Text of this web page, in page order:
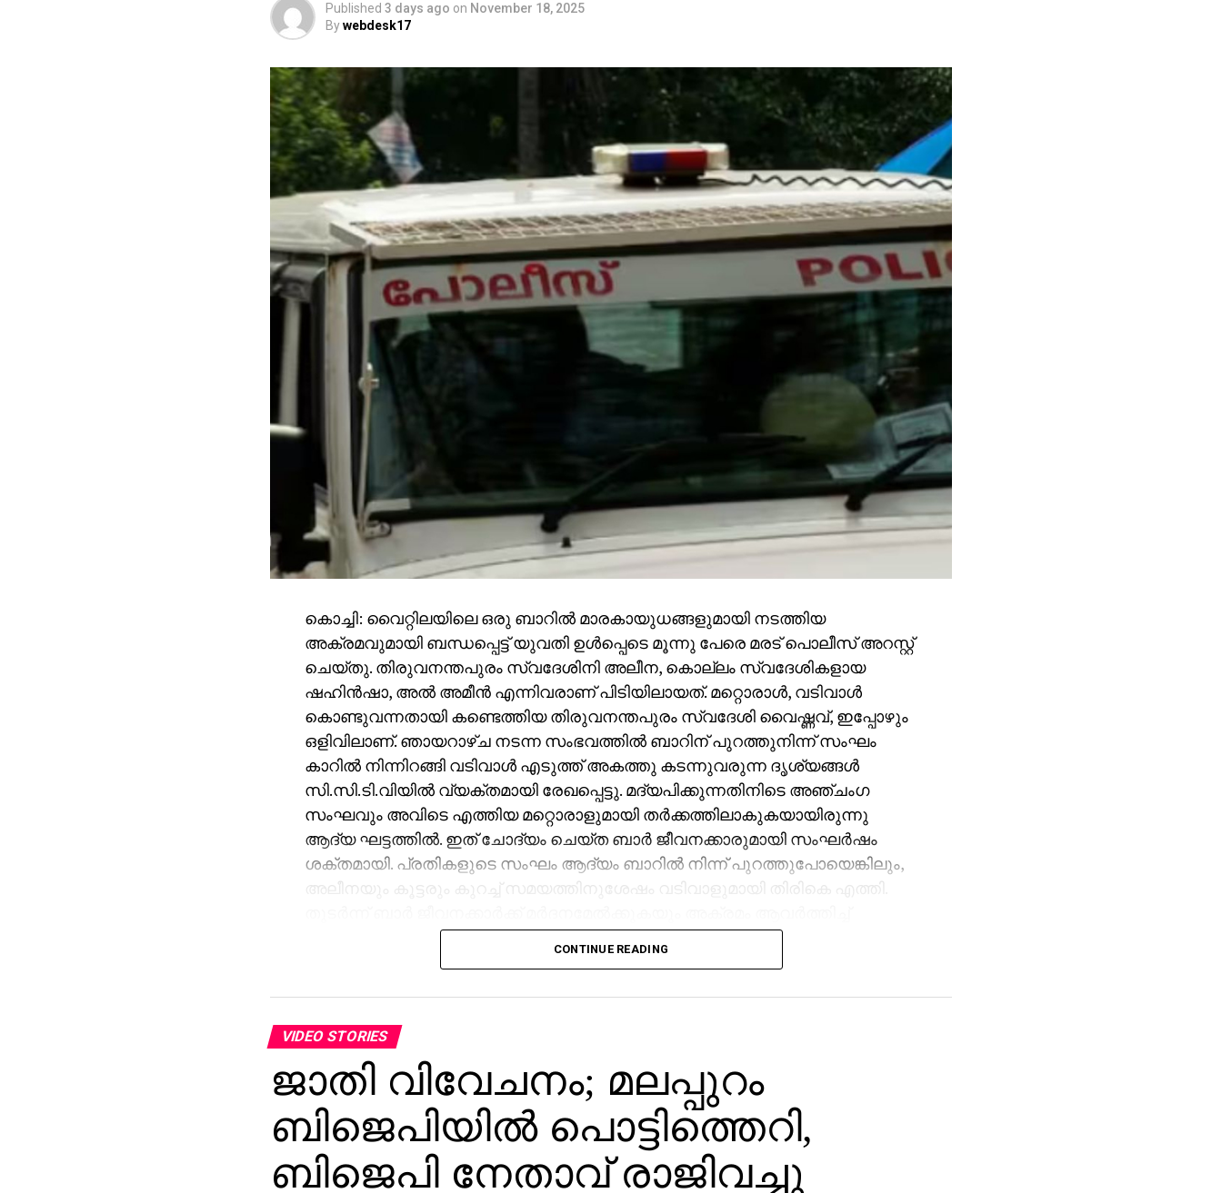
Published 3 days ago on November 18, 2025
Bywebdesk17
കൊച്ചി: വൈറ്റിലയിലെ ഒരു ബാറില്‍ മാരകായുധങ്ങളുമായി നടത്തിയ
അക്രമവുമായി ബന്ധപ്പെട്ട് യുവതി ഉള്‍പ്പെടെ മൂന്നു പേരെ മരട് പൊലീസ് അറസ്റ്റ്
ചെയ്തു. തിരുവനന്തപുരം സ്വദേശിനി അലീന, കൊല്ലം സ്വദേശികളായ
ഷഹിന്‍ഷാ, അല്‍ അമീന്‍ എന്നിവരാണ് പിടിയിലായത്. മറ്റൊരാള്‍, വടിവാള്‍
കൊണ്ടുവന്നതായി കണ്ടെത്തിയ തിരുവനന്തപുരം സ്വദേശി വൈഷ്ണവ്, ഇപ്പോഴും
ഒളിവിലാണ്. ഞായറാഴ്ച നടന്ന സംഭവത്തില്‍ ബാറിന് പുറത്തുനിന്ന് സംഘം
കാറില്‍ നിന്നിറങ്ങി വടിവാള്‍ എടുത്ത് അകത്തു കടന്നുവരുന്ന ദൃശ്യങ്ങള്‍
സി.സി.ടി.വിയില്‍ വ്യക്തമായി രേഖപ്പെട്ടു. മദ്യപിക്കുന്നതിനിടെ അഞ്ചംഗ
സംഘവും അവിടെ എത്തിയ മറ്റൊരാളുമായി തര്‍ക്കത്തിലാകുകയായിരുന്നു
ആദ്യ ഘട്ടത്തില്‍. ഇത് ചോദ്യം ചെയ്ത ബാര്‍ ജീവനക്കാരുമായി സംഘര്‍ഷം
ശക്തമായി. പ്രതികളുടെ സംഘം ആദ്യം ബാറില്‍ നിന്ന് പുറത്തുപോയെങ്കിലും,
അലീനയും കൂട്ടരും കുറച്ച് സമയത്തിനുശേഷം വടിവാളുമായി തിരികെ എത്തി.
അഞ്ചുതവണ വരെ തിരിച്ചെത്തി ആക്രമണം നടത്തിയതായും ബാര്‍ ഉടമ
CONTINUE READING
VIDEO STORIES
ജാതി വിവേചനം; മലപ്പുറം
ബിജെപിയില്‍ പൊട്ടിത്തെറി,
ബിജെപി നേതാവ് രാജിവച്ചു